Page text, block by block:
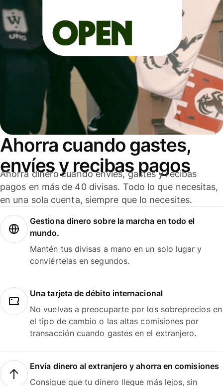
Ahorra cuando gastes,
envíes y recibas pagos
Ahorra dinero cuando envíes, gastes y recibas
pagos en más de 40 divisas. Todo lo que necesitas,
en una sola cuenta, siempre que lo necesites.
Gestiona dinero sobre la marcha en todo el
mundo.
Mantén tus divisas a mano en un solo lugar y
conviértelas en segundos.
Una tarjeta de débito internacional
No vuelvas a preocuparte por los sobreprecios en
el tipo de cambio o las altas comisiones por
transacción cuando gastes en el extranjero.
Envía dinero al extranjero y ahorra en comisiones
Consigue que tu dinero llegue más lejos, sin